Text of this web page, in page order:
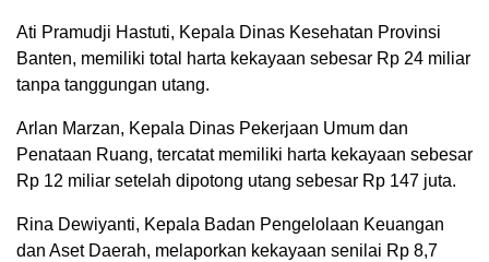
Ati Pramudji Hastuti, Kepala Dinas Kesehatan Provinsi
Banten, memiliki total harta kekayaan sebesar Rp 24 miliar
tanpa tanggungan utang.
Arlan Marzan, Kepala Dinas Pekerjaan Umum dan
Penataan Ruang, tercatat memiliki harta kekayaan sebesar
Rp 12 miliar setelah dipotong utang sebesar Rp 147 juta.
Rina Dewiyanti, Kepala Badan Pengelolaan Keuangan
dan Aset Daerah, melaporkan kekayaan senilai Rp 8,7